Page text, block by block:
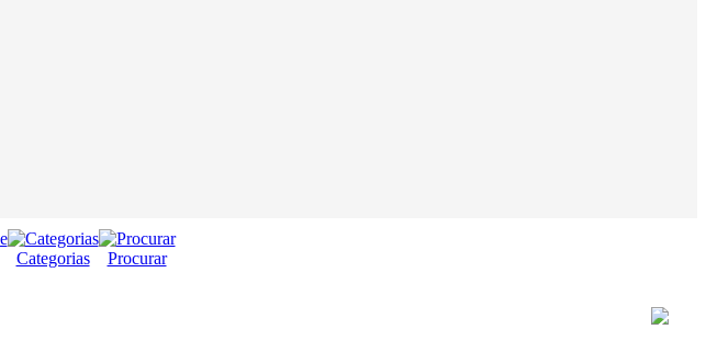
Categorias Procurar